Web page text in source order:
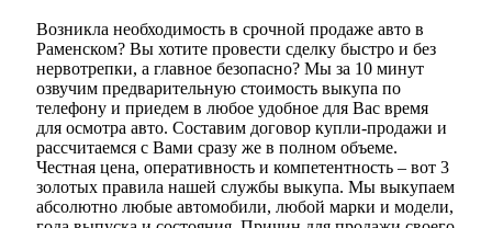
Возникла необходимость в срочной продаже авто в
Раменском? Вы хотите провести сделку быстро и без
нервотрепки, а главное безопасно? Мы за 10 минут
озвучим предварительную стоимость выкупа по
телефону и приедем в любое удобное для Вас время
для осмотра авто. Составим договор купли-продажи и
рассчитаемся с Вами сразу же в полном объеме.
Честная цена, оперативность и компетентность – вот 3
золотых правила нашей службы выкупа. Мы выкупаем
абсолютно любые автомобили, любой марки и модели,